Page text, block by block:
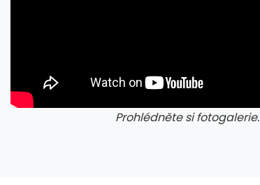
Prohlédněte si fotogalerie.